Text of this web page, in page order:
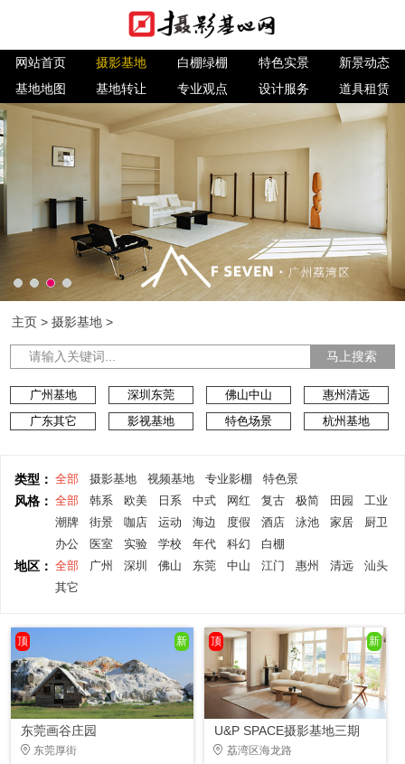
网站首页 摄影基地 白棚绿棚 特色实景
新景动态
基地地图
基地转让 专业观点 设计服务 道具租赁
主页 >摄影基地 >
马上搜索
广州基地 深圳东莞 佛山中山
惠州清远
广东其它
影视基地 特色场景 杭州基地
类型： 全部 摄影基地 视频基地 专业影棚 特色景
风格： 全部 韩系 欧美 日系 中式 网红 复古 极简 田园
工业
潮牌
街景 咖店 运动 海边 度假 酒店 泳池 家居
厨卫
办公
医室 实验 学校 年代 科幻 白棚
地区： 全部 广州 深圳 佛山 东莞 中山 江门 惠州 清远
汕头
其它
新
顶
东莞画谷庄园
东莞厚街
新
顶
U&P SPACE摄影基地三期
荔湾区海龙路